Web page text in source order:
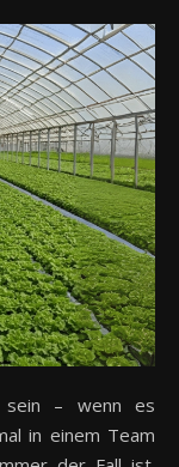
in einem Team